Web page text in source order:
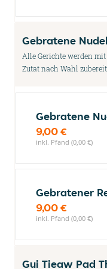
Gebratene
Alle Gerichte werden
Zutat nach Wahl
Gebratene
9,00 €
inkl. Pfand (0,00 €)
Gebratener
9,00 €
inkl. Pfand (0,00 €)
Gui Tieaw Pad